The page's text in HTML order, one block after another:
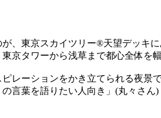
東京スカイツリー®天望デッキに
京タワーから浅草まで都心全体を
レーションをかき立てられる夜景
言葉を語りたい人向き」(丸々さん)